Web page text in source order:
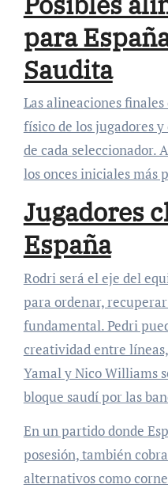
para
Saudita
Las alineaciones finales dependerán del estado
físico de los jugadores
de cada seleccionador.
los onces iniciales más
Jugadores
España
Rodri será el eje del equipo español. Su capacidad
para ordenar,
fundamental. Pedri
creatividad entre
Yamal y Nico Williams
bloque saudí por las
En un partido donde
posesión, también
alternativos como